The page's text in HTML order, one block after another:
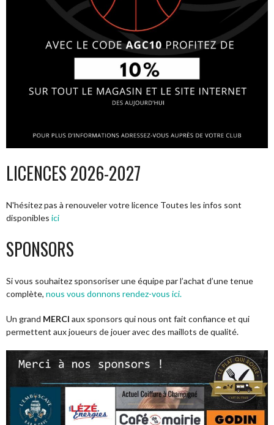
LICENCES 2026-2027
N'hésitez pas à renouveler votre licence Toutes les infos sont
disponibles ici
SPONSORS
Si vous souhaitez sponsoriser une équipe par l’achat d’une tenue
complète, nous vous donnons rendez-vous ici.
Un grand MERCI aux sponsors qui nous ont fait confiance et qui
permettent aux joueurs de jouer avec des maillots de qualité.